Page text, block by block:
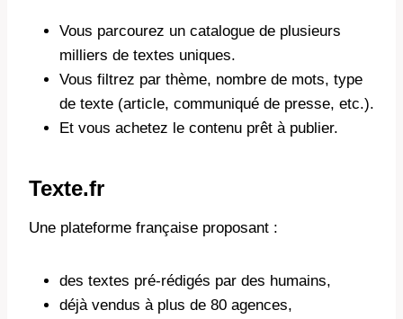
Vous parcourez un catalogue de plusieurs
milliers de textes uniques.
Vous filtrez par thème, nombre de mots, type
de texte (article, communiqué de presse, etc.).
Et vous achetez le contenu prêt à publier.
Texte.fr
Une plateforme française proposant :
des textes pré-rédigés par des humains,
déjà vendus à plus de 80 agences,